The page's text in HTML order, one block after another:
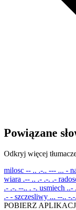
Powiązane
Odkryj więcej
milosc -- .. .-.. --- ... -
wiara .-- .. .- .-. .-
.- .-. --.. . -. usmiech ..-
.- - szczesliwy ... --.. -
POBIERZ